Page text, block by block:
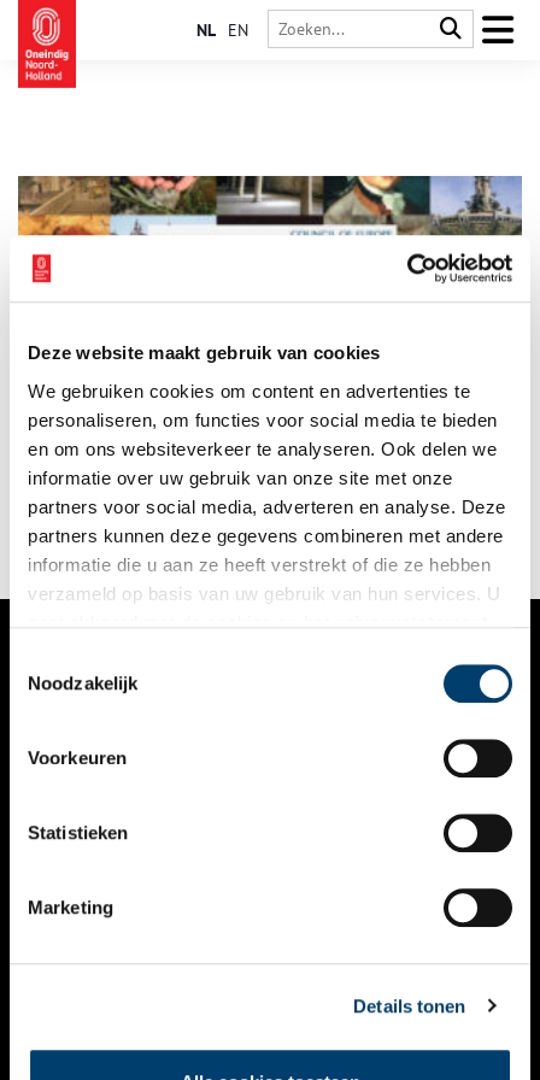
Deze website maakt gebruik van cookies
We gebruiken cookies om content en advertenties te
personaliseren, om functies voor social media te bieden
en om ons websiteverkeer te analyseren. Ook delen we
informatie over uw gebruik van onze site met onze
partners voor social media, adverteren en analyse. Deze
partners kunnen deze gegevens combineren met andere
informatie die u aan ze heeft verstrekt of die ze hebben
verzameld op basis van uw gebruik van hun services. U
Noodzakelijk
Voorkeuren
Statistieken
Marketing
Details tonen
NL EN
van Europa
Op 6 mei 2025 tekende minister van Onderwijs, Cultuur en
Wetenschap, Eppo Bruins, de toetredingsbrief van Nederland
tot het Enlarged Partial Agreement (EPA) van het
erfgoedprogramma European Institute of Cultural Routes (ECR)
van de Raad van Europa. Na een jaar als waarnemend lid,
markeert dit het begin van een actieve rol binnen het
Europese netwerk dat cultuur en erfgoedtoerisme over
grenzen heen verbindt.
1 min
VERHALEN
KALENDER
THEMA’S
VIDEO’S
CONTACT